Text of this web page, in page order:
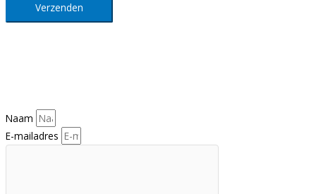
Verzenden
Naam
E-mailadres